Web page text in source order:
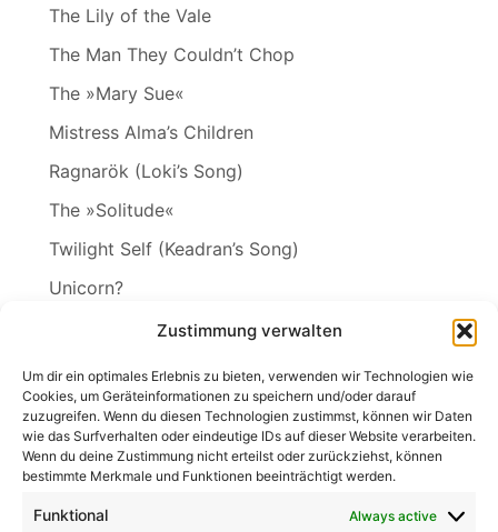
Zustimmung verwalten
Um dir ein optimales Erlebnis zu bieten, verwenden wir Technologien wie
Cookies, um Geräteinformationen zu speichern und/oder darauf
zuzugreifen. Wenn du diesen Technologien zustimmst, können wir Daten
wie das Surfverhalten oder eindeutige IDs auf dieser Website verarbeiten.
Wenn du deine Zustimmung nicht erteilst oder zurückziehst, können
bestimmte Merkmale und Funktionen beeinträchtigt werden.
Funktional Always active
The Lily of the Vale
The Man They Couldn’t Chop
The »Mary Sue«
Mistress Alma’s Children
Ragnarök (Loki’s Song)
The »Solitude«
Twilight Self (Keadran’s Song)
Unicorn?
Search
Search